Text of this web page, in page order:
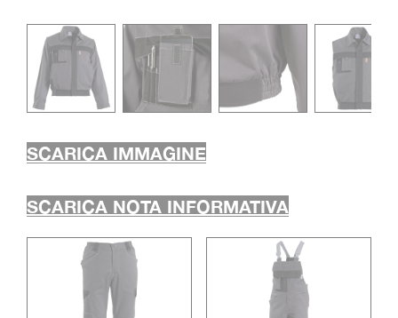
SCARICA IMMAGINE
SCARICA NOTA INFORMATIVA